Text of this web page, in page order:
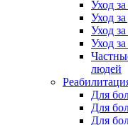
Уход
Уход
Уход
Уход
людей
Для
Для
Для